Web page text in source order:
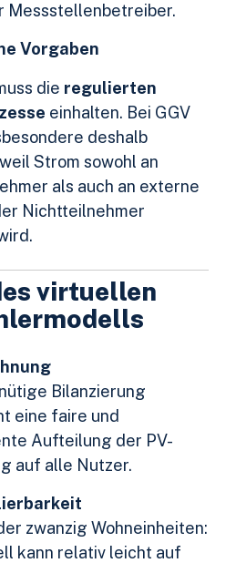
Messstellenbetreiber.
Vorgaben
die regulierten
einhalten. Bei GGV
deshalb
Strom sowohl an
als auch an externe
Nichtteilnehmer
virtuellen
Bilanzierung
eine faire und
Aufteilung der PV-
auf alle Nutzer.
zwanzig Wohneinheiten:
kann relativ leicht auf